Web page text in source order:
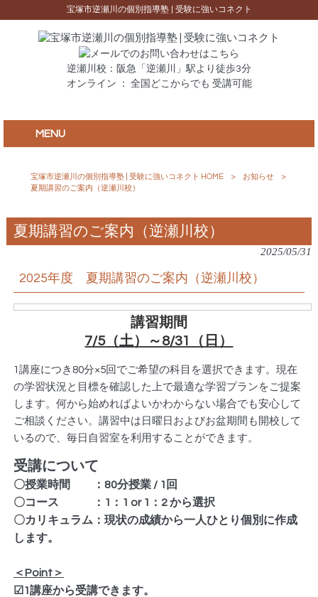
宝塚市逆瀬川の個別指導塾 | 受験に強いコネクト
逆瀬川校：阪急「逆瀬川」駅より徒歩3分
オンライン ： 全国どこからでも 受講可能
MENU
宝塚市逆瀬川の個別指導塾 | 受験に強いコネクト HOME > お知らせ
>
夏期講習のご案内（逆瀬川校）
夏期講習のご案内（逆瀬川校）
2025/05/31
2025年度 夏期講習のご案内（逆瀬川校）
講習期間
7/5（土）～8/31（日）
1講座につき80分×5回でご希望の科目を選択できます。現在
の学習状況と目標を確認した上で最適な学習プランをご提案
します。何から始めればよいかわからない場合でも安心して
ご相談ください。講習中は日曜日およびお盆期間も開校して
いるので、毎日自習室を利用することができます。
受講について
〇授業時間 ：80分授業 / 1回
〇コース ：1：1 or 1：2 から選択
〇カリキュラム：現状の成績から一人ひとり個別に作成
します。
＜Point＞
☑1講座から受講できます。